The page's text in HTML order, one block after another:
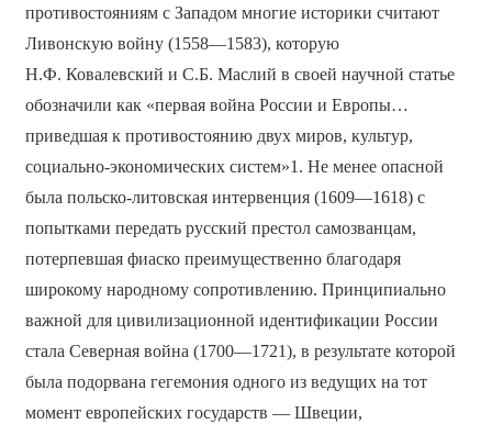
противостояниям с Западом многие историки считают
Ливонскую войну (1558—1583), которую
Н.Ф. Ковалевский и С.Б. Маслий в своей научной статье
обозначили как «первая война России и Европы…
приведшая к противостоянию двух миров, культур,
социально-экономических систем»1. Не менее опасной
была польско-литовская интервенция (1609—1618) с
попытками передать русский престол самозванцам,
потерпевшая фиаско преимущественно благодаря
широкому народному сопротивлению. Принципиально
важной для цивилизационной идентификации России
стала Северная война (1700—1721), в результате которой
была подорвана гегемония одного из ведущих на тот
момент европейских государств — Швеции,